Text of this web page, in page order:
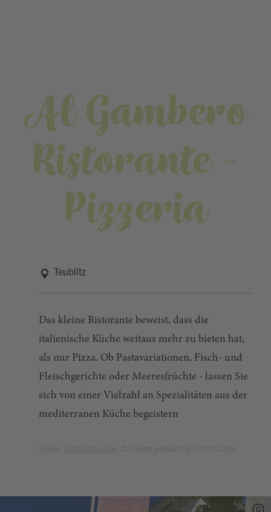
Al Gambero
Ristorante -
Pizzeria
Teublitz
Das kleine Ristorante beweist, dass die
italienische Küche weitaus mehr zu bieten hat,
als nur Pizza. Ob Pastavariationen, Fisch- und
Fleischgerichte oder Meeresfrüchte - lassen Sie
sich von einer Vielzahl an Spezialitäten aus der
mediterranen Küche begeistern